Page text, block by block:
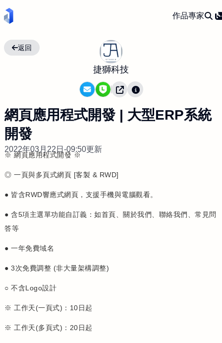
作品專家
返回
捷獅科技
網頁應用程式開發 | 大型ERP系統
開發
2022年03月22日-09:50更新
※ 網頁應用程式開發 ※
◎ 一頁與多頁式網頁 [客製 & RWD]
● 皆含RWD響應式網頁，支援手機與電腦觀看。
● 含5項主選單功能自訂義：如首頁、關於我們、聯絡我們、常見問
答等
● 一年免費域名
● 3次免費調整 (非大量架構調整)
○ 不含Logo設計
※ 工作天(一頁式)：10日起
※ 工作天(多頁式)：20日起